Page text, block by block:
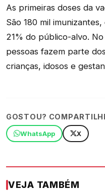
As primeiras doses da
São 180 mil
21% do público-alvo.
pessoas fazem parte
crianças, idosos e
GOSTOU?
WhatsApp X
VEJA TAMBÉM